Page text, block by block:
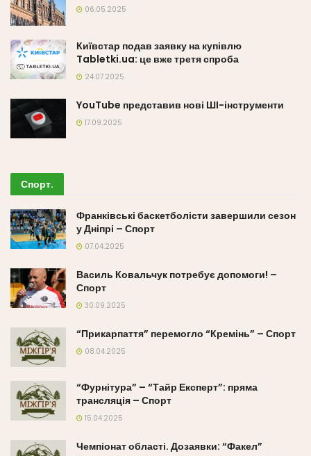
06.05.2025
Київстар подав заявку на купівлю
Tabletki.ua: це вже третя спроба
24.07.2025
YouTube представив нові ШІ-інструменти
17.09.2025
Спорт.
Франківські баскетболісти завершили сезон
у Дніпрі – Спорт
07.04.2025
Василь Ковальчук потребує допомоги! –
Спорт
30.09.2025
“Прикарпаття” перемогло “Кремінь” – Спорт
08.04.2025
“Фурнітура” – “Тайр Експерт”: пряма
трансляція – Спорт
15.04.2025
Чемпіонат області. Дозаявки: “Факел”